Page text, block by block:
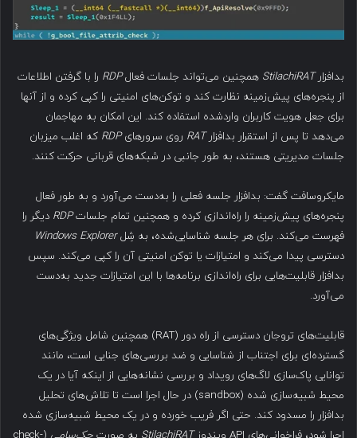
بدافزارStilachiRAT همچنین می‌تواند جلسات فعالRDP را با گرفتن اطلاعات
از پنجره‌های پیش‌زمینه نظارت کند و توکن‌های امنیتی را کپی کرده و از آنها
برای جعل هویت کاربران واردشده استفاده کند. این امکان به مهاجمان
می‌دهد تا پس از استقرار بدافزارRAT روی سرورهایRDP که اغلب میزبان
جلسات مدیریتی هستند، به طور جانبی در شبکه‌های قربانی حرکت کنند.
مایکروسافت گفت: بدافزار جلسه فعلی را به‌دست می‌آورد و به طور فعال
پنجره‌های پیش‌زمینه را راه‌اندازی کرده و همچنین تمام جلساتRDP دیگر را
فهرست می‌کند. برای هر جلسه شناسایی‌شده، به شِلWindows Explorer
دسترسی پیدا می‌کند و امتیازات یا توکن امنیتی آن را کپی می‌کند. سپس
بدافزار قابلیت‌هایی برای راه‌اندازی برنامه‌ها با این امتیازات جدید به‌دست
می‌آورد.
قابلیت‌های تروجان دسترسی از راه دور (RAT) همچنین شامل ویژگی‌های
گسترده‌ای برای اجتناب از شناسایی و ضد بررسی‌های جنایی است، مانند
توانایی پاک‌سازی لاگ‌های رویداد و بررسی نشانه‌هایی از اینکه آیا در یک
محیط شبیه‌سازی شده (sandbox) در حال اجرا است تا تلاش‌های تحلیل
بدافزار را مسدود کند. حتی اگر فریب خورده و در یک محیط شبیه‌سازی شده